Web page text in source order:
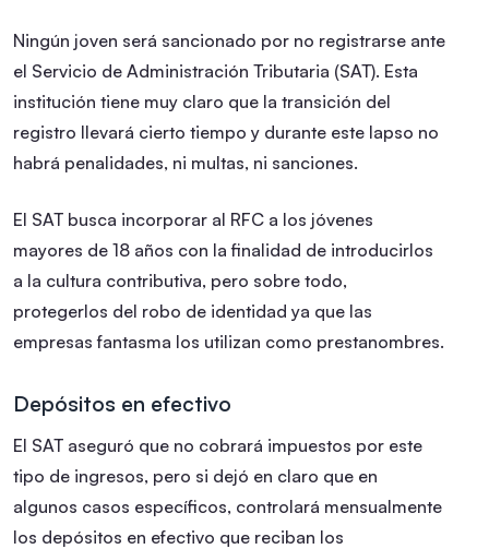
Ningún joven será sancionado por no registrarse ante
el Servicio de Administración Tributaria (SAT). Esta
institución tiene muy claro que la transición del
registro llevará cierto tiempo y durante este lapso no
habrá penalidades, ni multas, ni sanciones.
El SAT busca incorporar al RFC a los jóvenes
mayores de 18 años con la finalidad de introducirlos
a la cultura contributiva, pero sobre todo,
protegerlos del robo de identidad ya que las
empresas fantasma los utilizan como prestanombres.
Depósitos en efectivo
El SAT aseguró que no cobrará impuestos por este
tipo de ingresos, pero si dejó en claro que en
algunos casos específicos, controlará mensualmente
los depósitos en efectivo que reciban los